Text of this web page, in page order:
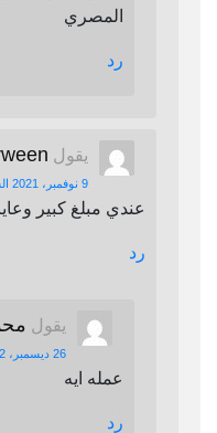
المصري
رد
يقول
9 نوفمبر، 2021 الساعة 6:00 م
عندي مبلغ كبير
رد
يقول
26 ديسمبر، 2022 الساعة 3:38 ص
عمله ايه
رد